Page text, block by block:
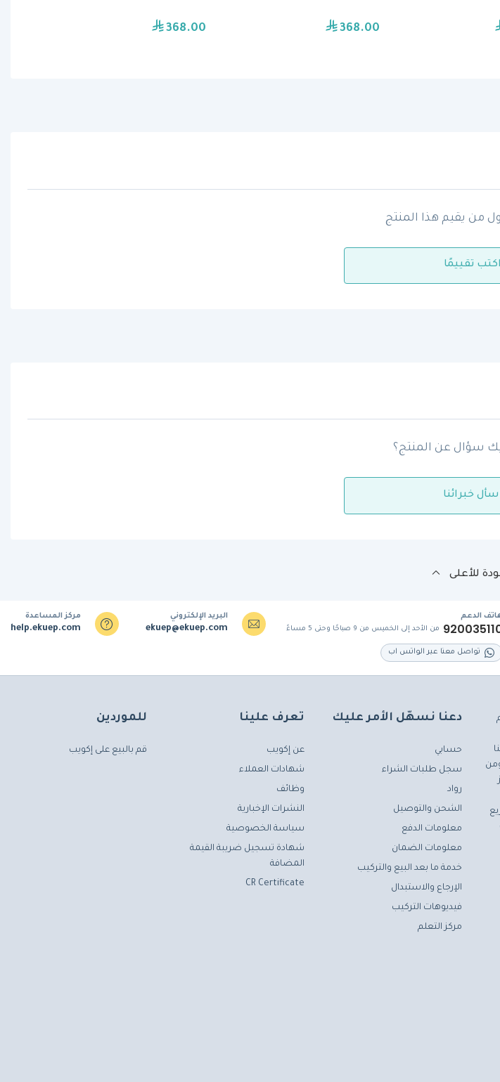
368.00 368.00
من يقيم هذا المنتج
اكتب تقييمًا
سؤال عن المنتج؟
خبرائنا
للأعلى
الدعم
من الأحد إلى الخميس من 9 صباحًا وحتى 5 مساءً
تواصل معنا عبر الواتس اب
البريد الإلكتروني
ekuep@ekuep.com
مركز المساعدة
help.ekuep.com
دعنا نسهّل الأمر عليك
حسابي
سجل طلبات الشراء
رواد
الشحن والتوصيل
معلومات الدفع
معلومات الضمان
خدمة ما بعد البيع والتركيب
الإرجاع والاستبدال
فيديوهات التركيب
مركز التعلم
تعرف علينا
عن إكويب
شهادات العملاء
وظائف
النشرات الإخبارية
سياسة الخصوصية
شهادة تسجيل ضريبة القيمة
المضافة
CR Certificate
للموردين
قم بالبيع على إكويب